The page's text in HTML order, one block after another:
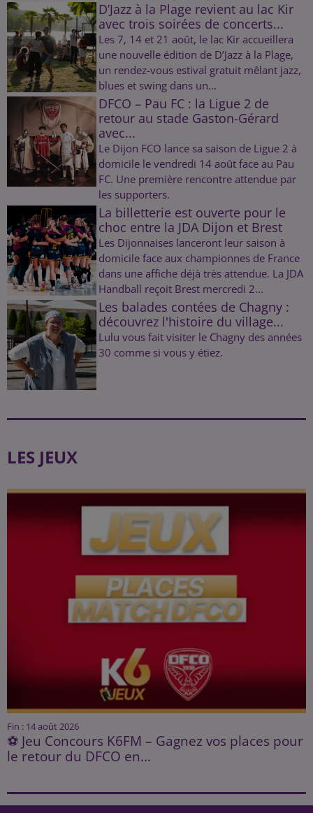
D’Jazz à la Plage revient au lac Kir
avec trois soirées de concerts...
Les 7, 14 et 21 août, le lac Kir accueillera
une nouvelle édition de D’Jazz à la Plage,
un rendez-vous estival gratuit mêlant jazz,
blues et swing dans un...
DFCO – Pau FC : la Ligue 2 de
retour au stade Gaston-Gérard
avec...
Le Dijon FCO lance sa saison de Ligue 2 à
domicile le vendredi 14 août face au Pau
FC. Une première rencontre attendue par
les supporters.
La billetterie est ouverte pour le
choc entre la JDA Dijon et Brest
Les Dijonnaises lanceront leur saison à
domicile face aux championnes de France
dans une affiche déjà très attendue. La JDA
Handball reçoit Brest mercredi 2...
Les balades contées de Chagny :
découvrez l'histoire du village...
Lulu vous fait visiter le Chagny des années
30 comme si vous y étiez.
LES JEUX
Fin : 14 août 2026
⚽ Jeu Concours K6FM – Gagnez vos places pour
le retour du DFCO en...